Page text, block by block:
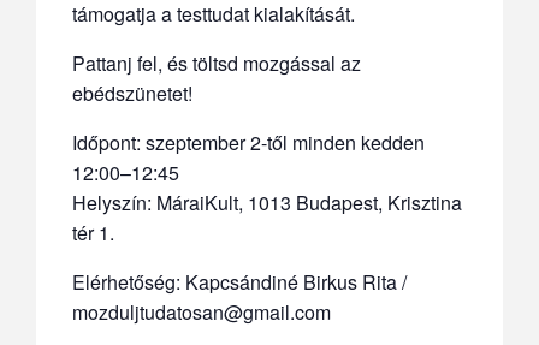
támogatja a testtudat kialakítását.
Pattanj fel, és töltsd mozgással az
ebédszünetet!
Időpont: szeptember 2-től minden kedden
12:00–12:45
Helyszín: MáraiKult, 1013 Budapest, Krisztina
tér 1.
Elérhetőség: Kapcsándiné Birkus Rita /
mozduljtudatosan@gmail.com